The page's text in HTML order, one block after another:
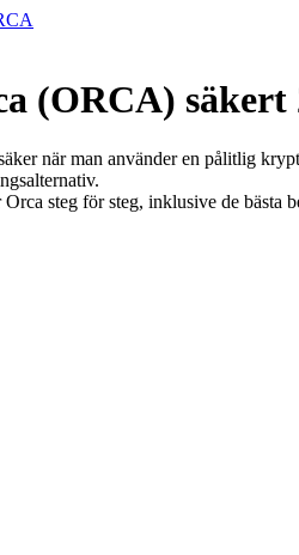
(ORCA) säkert
när man använder en pålitlig
steg för steg, inklusive de bästa